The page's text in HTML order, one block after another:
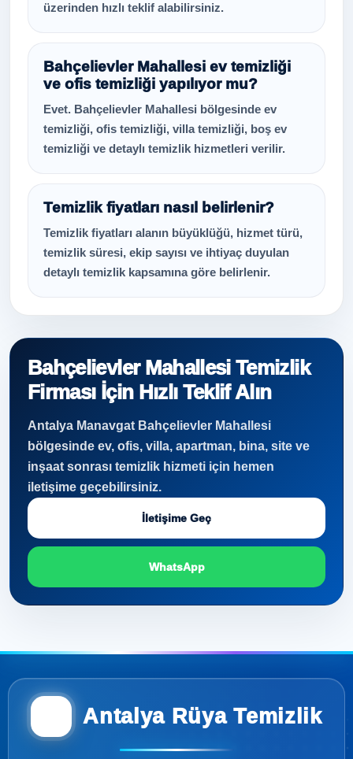
üzerinden hızlı teklif alabilirsiniz.
Bahçelievler Mahallesi ev temizliği
ve ofis temizliği yapılıyor mu?
Evet. Bahçelievler Mahallesi bölgesinde ev
temizliği, ofis temizliği, villa temizliği, boş ev
temizliği ve detaylı temizlik hizmetleri verilir.
Temizlik fiyatları nasıl belirlenir?
Temizlik fiyatları alanın büyüklüğü, hizmet türü,
temizlik süresi, ekip sayısı ve ihtiyaç duyulan
detaylı temizlik kapsamına göre belirlenir.
Bahçelievler Mahallesi Temizlik
Firması İçin Hızlı Teklif Alın
Antalya Manavgat Bahçelievler Mahallesi
bölgesinde ev, ofis, villa, apartman, bina, site ve
inşaat sonrası temizlik hizmeti için hemen
iletişime geçebilirsiniz.
İletişime Geç
WhatsApp
Antalya Rüya Temizlik